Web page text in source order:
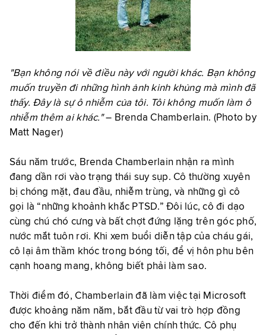
"Bạn không nói về điều này với người khác. Bạn không
muốn truyền đi những hình ảnh kinh khủng mà mình đã
thấy. Đây là sự ô nhiễm của tôi. Tôi không muốn làm ô
nhiễm thêm ai khác."– Brenda Chamberlain. (Photo by
Matt Nager)
Sáu năm trước, Brenda Chamberlain nhận ra mình
đang dần rơi vào trạng thái suy sụp. Cô thường xuyên
bị chóng mặt, đau đầu, nhiễm trùng, và những gì cô
gọi là “những khoảnh khắc PTSD.” Đôi lúc, cô đi dạo
cùng chú chó cưng và bất chợt đứng lặng trên góc phố,
nước mắt tuôn rơi. Khi xem buổi diễn tập của cháu gái,
cô lại âm thầm khóc trong bóng tối, để vị hôn phu bên
cạnh hoang mang, không biết phải làm sao.
Thời điểm đó, Chamberlain đã làm việc tại Microsoft
được khoảng năm năm, bắt đầu từ vai trò hợp đồng
cho đến khi trở thành nhân viên chính thức. Cô phụ